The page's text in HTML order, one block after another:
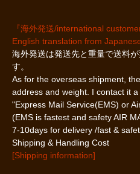
『海外発送/international
English translation from
海外発送は発送先と重量で送料
す。
As for the overseas shipment,
address and weight. I contact it
"Express Mail Service(EMS) or
(EMS is fastest and safety AIR
7-10days for delivery /fast &
Shipping & Handling Cost
[Shipping information]